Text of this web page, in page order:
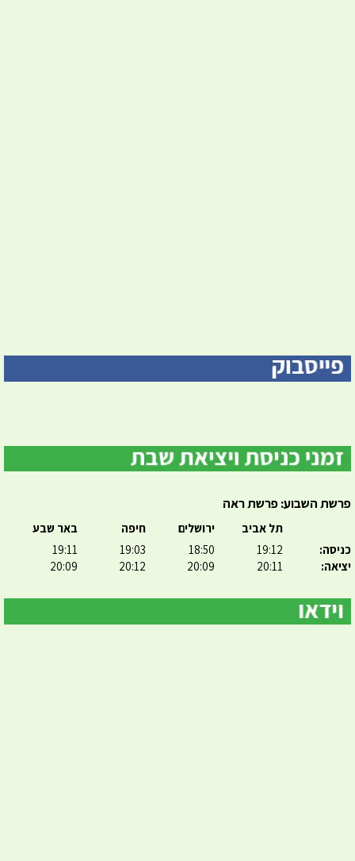
פרשת השבוע: פרשת ראה
כניסה:
יציאה:
תל אביב
19:12
20:11
ירושלים
18:50
20:09
חיפה
19:03
20:12
באר שבע
19:11
20:09